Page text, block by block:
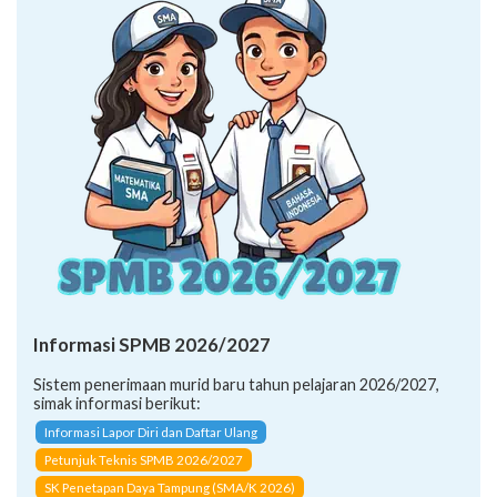
Informasi SPMB 2026/2027
Sistem penerimaan murid baru tahun pelajaran 2026/2027,
simak informasi berikut:
Informasi Lapor Diri dan Daftar Ulang
Petunjuk Teknis SPMB 2026/2027
SK Penetapan Daya Tampung (SMA/K 2026)